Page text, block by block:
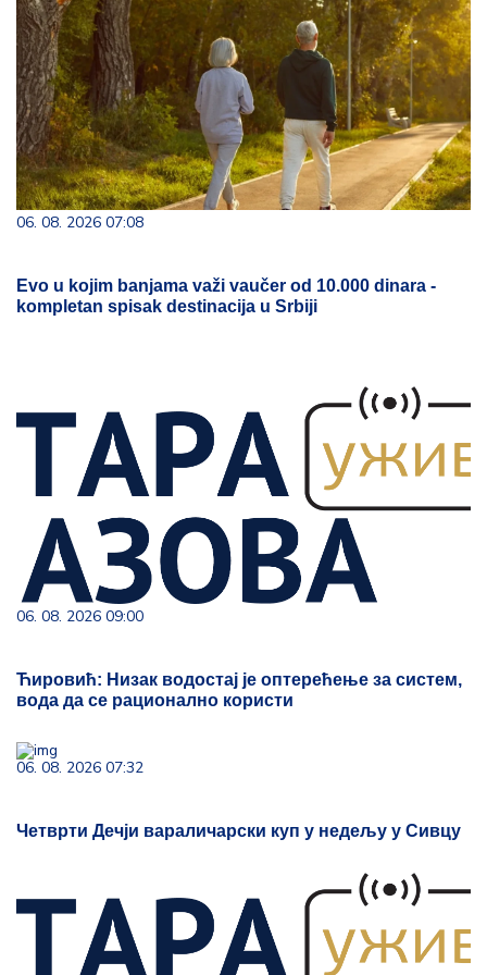
06. 08. 2026 07:08
Evo u kojim banjama važi vaučer od 10.000 dinara -
kompletan spisak destinacija u Srbiji
06. 08. 2026 09:00
Ћировић: Низак водостај је оптерећење за систем,
вода да се рационално користи
06. 08. 2026 07:32
Четврти Дечји вараличарски куп у недељу у Сивцу